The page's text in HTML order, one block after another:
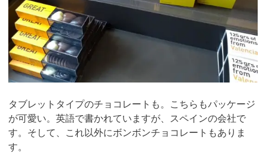
タブレットタイプのチョコレートも。こちらもパッケージ
が可愛い。英語で書かれていますが、スペインの会社で
す。そして、これ以外にボンボンチョコレートもありま
す。